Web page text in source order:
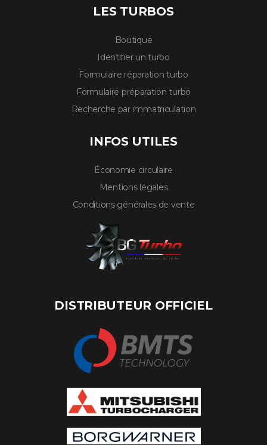
LES TURBOS
Boutique
Identifier un turbo
Formulaire réparation turbo
Formulaire préparation turbo
Recherche par immatriculation
INFOS UTILES
Économie circulaire
Mentions légales
Conditions générales de vente
DISTRIBUTEUR OFFICIEL